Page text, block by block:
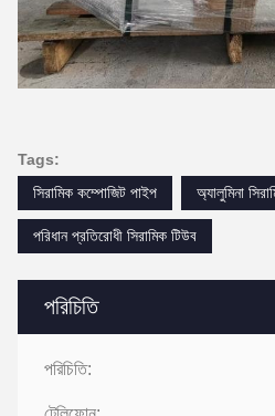
পরিচিতি
পরিচিতি:
Tags:
সিরামিক কম্পোজিট পাইপ
অ্যালুমিনা
পরিধান প্রতিরোধী সিরামিক টিউব